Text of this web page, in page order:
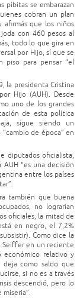
pibitas se embarazan
cobran un plan
afirmás que los niños
con 460 pesos al
todo lo que gira en
por Hijo, sí que se
para pensar “el
la presidenta Cristina
Hijo (AUH). Desde
uno de los grandes
de esta política
sigue siendo un
de época” en
diputados oficialista,
“es una decisión
entre los países
también que buena
no lograrían
oficiales, la mitad de
en negro, el 7,2%
Como dice la
Seiffer en un reciente
económico relativo y
deja como saldo que
si no es a través
descendió, pero lo